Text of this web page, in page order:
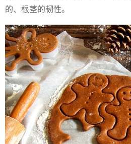
的、根茎的韧性。